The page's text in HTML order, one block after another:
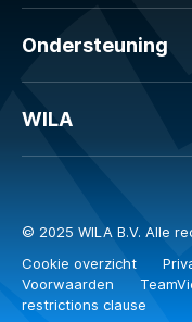
Ondersteuning
WILA
© 2025 WILA B.V. Alle
Cookie overzicht
Voorwaarden
restrictions clause